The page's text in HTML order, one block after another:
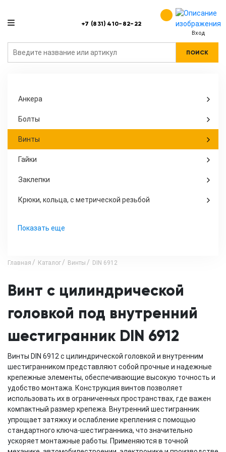
+7 (831) 410-82-22
Вход
ПОИСК
Анкера
Болты
Винты
Гайки
Заклепки
Крюки, кольца, с метрической резьбой
Показать еще
Главная Каталог Винты DIN 6912
Винт с цилиндрической
головкой под внутренний
шестигранник DIN 6912
Винты DIN 6912 с цилиндрической головкой и внутренним
шестигранником представляют собой прочные и надежные
крепежные элементы, обеспечивающие высокую точность и
удобство монтажа. Конструкция винтов позволяет
использовать их в ограниченных пространствах, где важен
компактный размер крепежа. Внутренний шестигранник
упрощает затяжку и ослабление крепления с помощью
стандартного ключа-шестигранника, что значительно
ускоряет монтажные работы. Применяются в точной